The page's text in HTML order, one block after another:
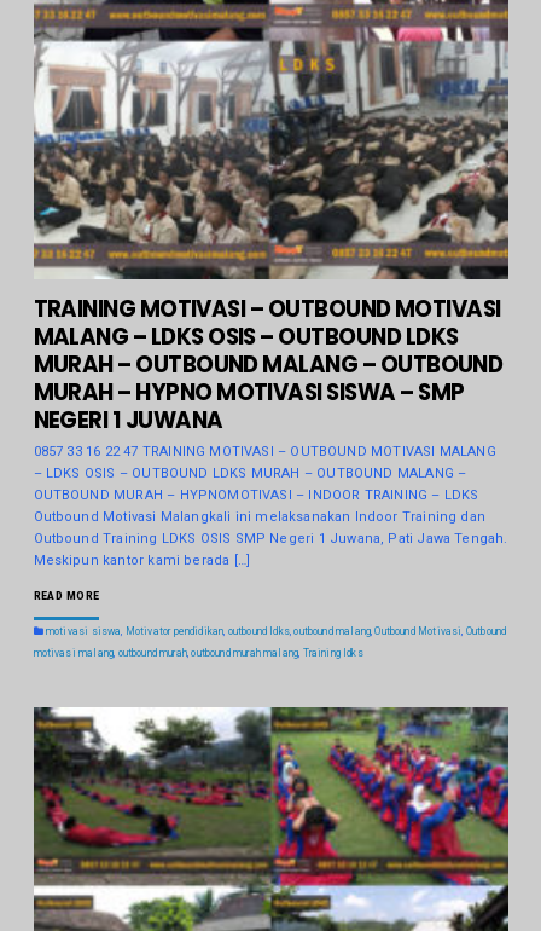
TRAINING MOTIVASI – OUTBOUND MOTIVASI
MALANG – LDKS OSIS – OUTBOUND LDKS
MURAH – OUTBOUND MALANG – OUTBOUND
MURAH – HYPNO MOTIVASI SISWA – SMP
NEGERI 1 JUWANA
0857 33 16 22 47 TRAINING MOTIVASI – OUTBOUND MOTIVASI MALANG
– LDKS OSIS – OUTBOUND LDKS MURAH – OUTBOUND MALANG –
OUTBOUND MURAH – HYPNOMOTIVASI – INDOOR TRAINING – LDKS
Outbound Motivasi Malangkali ini melaksanakan Indoor Training dan
Outbound Training LDKS OSIS SMP Negeri 1 Juwana, Pati Jawa Tengah.
Meskipun kantor kami berada […]
READ MORE
motivasi siswa Motivator pendidikan outbound ldks,outbound malang ,Outbound Motivasi Outbound
motivasi malang outbound murah,outbound murah malang Training ldks